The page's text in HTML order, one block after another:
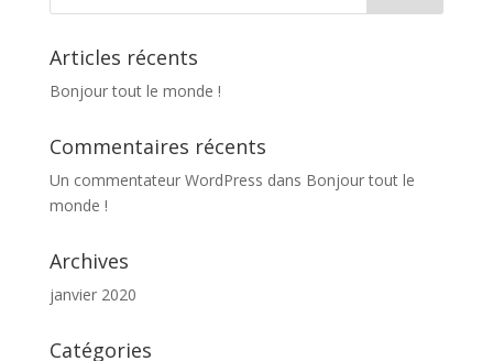
Articles récents
Bonjour tout le monde !
Commentaires récents
Un commentateur WordPress dans Bonjour tout le
monde !
Archives
janvier 2020
Catégories